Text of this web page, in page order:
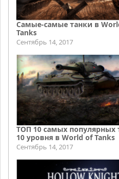
Самые-самые танки в
Tanks
Сентябрь 14, 2017
ТОП 10 самых популярных
10 уровня в World of Tanks
Сентябрь 14, 2017